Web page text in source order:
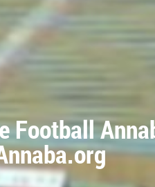
Football